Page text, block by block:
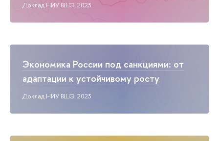
Доклад НИУ ВШЭ. 2023
Экономика России под санкциями: от
адаптации к устойчивому росту
Доклад НИУ ВШЭ. 2023